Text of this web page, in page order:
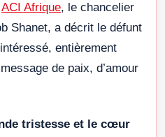
ACI Afrique, le chancelier
Shanet, a décrit le défunt
entièrement
de paix, d’amour
tristesse et le cœur